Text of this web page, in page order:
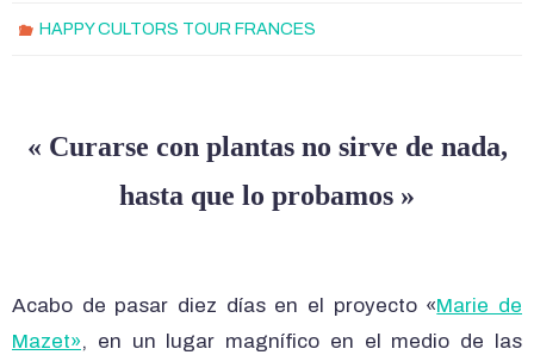
HAPPY CULTORS TOUR FRANCES
« Curarse con plantas no sirve de nada,
hasta que lo probamos »
Acabo de pasar diez días en el proyecto «Marie de
Mazet», en un lugar magnífico en el medio de las